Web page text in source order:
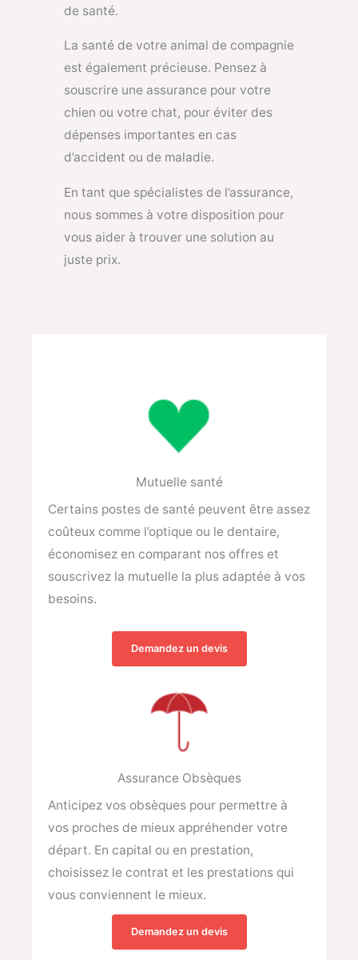
de santé.
La santé de votre animal de compagnie
est également précieuse. Pensez à
souscrire une assurance pour votre
chien ou votre chat, pour éviter des
dépenses importantes en cas
d’accident ou de maladie.
En tant que spécialistes de l’assurance,
nous sommes à votre disposition pour
vous aider à trouver une solution au
juste prix.
Mutuelle santé
Certains postes de santé peuvent être assez
coûteux comme l’optique ou le dentaire,
économisez en comparant nos offres et
souscrivez la mutuelle la plus adaptée à vos
besoins.
Demandez un devis
Assurance Obsèques
Anticipez vos obsèques pour permettre à
vos proches de mieux appréhender votre
départ. En capital ou en prestation,
choisissez le contrat et les prestations qui
vous conviennent le mieux.
Demandez un devis